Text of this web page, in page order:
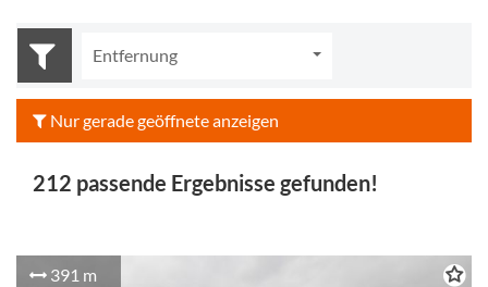
Entfernung
Nur gerade geöffnete anzeigen
212 passende Ergebnisse gefunden!
391 m